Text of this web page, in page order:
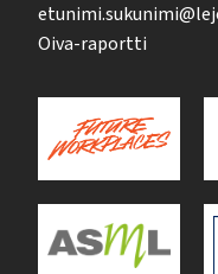
Oiva-raportti